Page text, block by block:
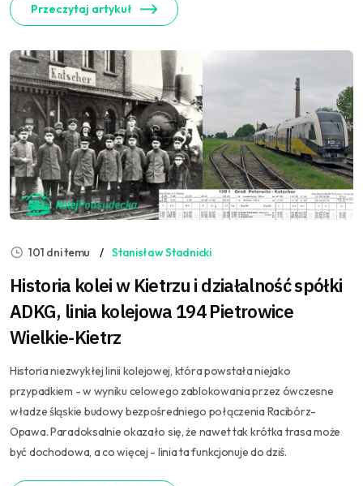
Przeczytaj artykuł
101 dni temu Stanisław Stadnicki
Historia kolei w Kietrzu i działalność spółki
ADKG, linia kolejowa 194 Pietrowice
Wielkie-Kietrz
Historia niezwykłej linii kolejowej, która powstała niejako
przypadkiem - w wyniku celowego zablokowania przez ówczesne
władze śląskie budowy bezpośredniego połączenia Racibórz-
Opawa. Paradoksalnie okazało się, że nawet tak krótka trasa może
być dochodowa, a co więcej - linia ta funkcjonuje do dziś.